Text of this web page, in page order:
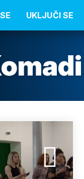
UKLJUČI SE